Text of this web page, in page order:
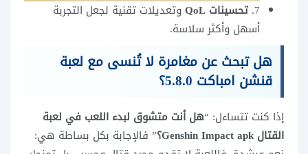
7. تحسينات QoL
وتعديلات تقنية لجعل التجربة
أسهل وأكثر سلاسة.
هل تبحث عن مغامرة لا تُنسى مع لعبة
قنشن امباكت 5.8.0؟
إذا كنت تتساءل: “هل أنت متشوق لبدء اللعب في لعبة
القتال Genshin Impact apk؟
” فالإجابة بكل بساطة هي: